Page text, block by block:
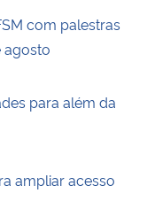
com palestras
agosto
para além da
ampliar acesso